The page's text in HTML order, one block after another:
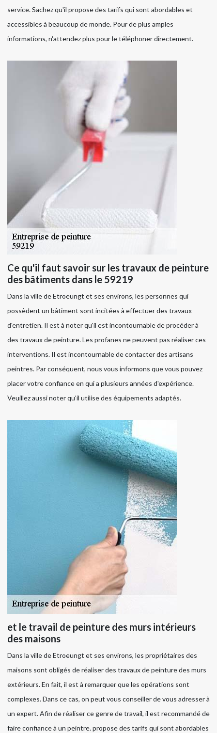
service. Sachez qu'il propose des tarifs qui sont abordables et
accessibles à beaucoup de monde. Pour de plus amples
informations, n'attendez plus pour le téléphoner directement.
Ce qu'il faut savoir sur les travaux de peinture
des bâtiments dans le 59219
Dans la ville de Etroeungt et ses environs, les personnes qui
possèdent un bâtiment sont incitées à effectuer des travaux
d'entretien. Il est à noter qu'il est incontournable de procéder à
des travaux de peinture. Les profanes ne peuvent pas réaliser ces
interventions. Il est incontournable de contacter des artisans
peintres. Par conséquent, nous vous informons que vous pouvez
placer votre confiance en qui a plusieurs années d'expérience.
Veuillez aussi noter qu'il utilise des équipements adaptés.
et le travail de peinture des murs intérieurs
des maisons
Dans la ville de Etroeungt et ses environs, les propriétaires des
maisons sont obligés de réaliser des travaux de peinture des murs
extérieurs. En fait, il est à remarquer que les opérations sont
complexes. Dans ce cas, on peut vous conseiller de vous adresser à
un expert. Afin de réaliser ce genre de travail, il est recommandé de
faire confiance à un peintre. propose des tarifs qui sont abordables